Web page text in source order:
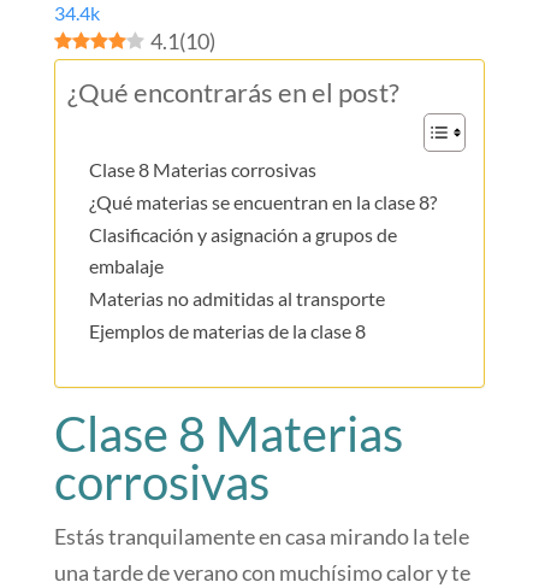
34.4k
4.1(10)
¿Qué encontrarás en el post?
Clase 8 Materias corrosivas
¿Qué materias se encuentran en la clase 8?
Clasificación y asignación a grupos de
embalaje
Materias no admitidas al transporte
Ejemplos de materias de la clase 8
Clase 8 Materias
corrosivas
Estás tranquilamente en casa mirando la tele
una tarde de verano con muchísimo calor y te